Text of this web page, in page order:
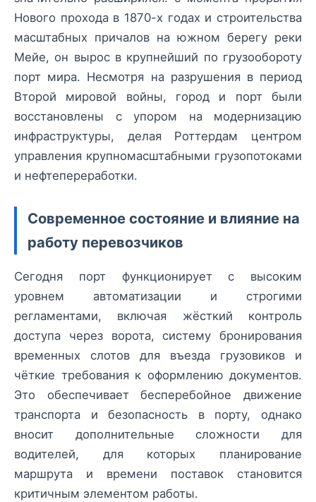
Нового прохода в 1870-х годах и строительства
масштабных причалов на южном берегу реки
Мейе, он вырос в крупнейший по грузообороту
порт мира. Несмотря на разрушения в период
Второй мировой войны, город и порт были
восстановлены с упором на модернизацию
инфраструктуры, делая Роттердам центром
управления крупномасштабными грузопотоками
и нефтепереработки.
Современное состояние и влияние на
работу перевозчиков
Сегодня порт функционирует с высоким
уровнем автоматизации и строгими
регламентами, включая жёсткий контроль
доступа через ворота, систему бронирования
временных слотов для въезда грузовиков и
чёткие требования к оформлению документов.
Это обеспечивает бесперебойное движение
транспорта и безопасность в порту, однако
вносит дополнительные сложности для
водителей, для которых планирование
маршрута и времени поставок становится
критичным элементом работы.